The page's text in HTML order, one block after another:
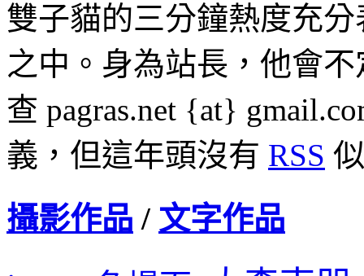
雙子貓的三分鐘熱度充
之中。身為站長，他會
查 pagras.net {at}
義，但這年頭沒有 RSS
攝影作品 / 文字作品